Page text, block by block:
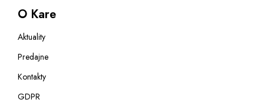
O Kare
Aktuality
Predajne
Kontakty
GDPR